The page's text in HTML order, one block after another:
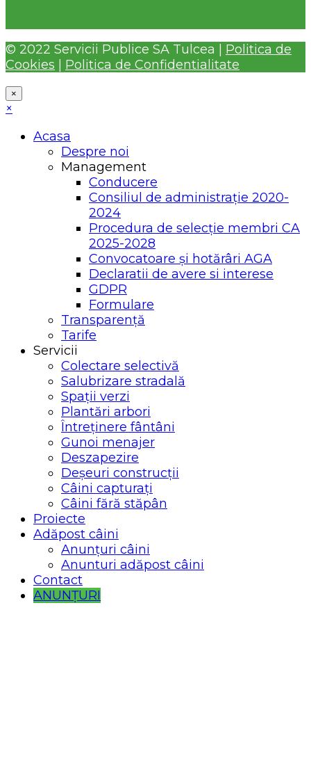
© 2022 Servicii Publice SA Tulcea | Politica de
Cookies
Politica de Confidentialitate
×
×
Acasa
Despre noi
Management
Conducere
Consiliul de administrație 2020-
2024
Procedura de selecție membri CA
2025-2028
Convocatoare și hotărâri AGA
Declaratii de avere si interese
GDPR
Formulare
Transparență
Tarife
Servicii
Colectare selectivă
Salubrizare stradală
Spații verzi
Plantări arbori
Întreținere fântâni
Gunoi menajer
Deszapezire
Deșeuri construcții
Câini capturați
Câini fără stăpân
Proiecte
Adăpost câini
Anunțuri câini
Anunturi adăpost câini
Contact
ANUNȚURI